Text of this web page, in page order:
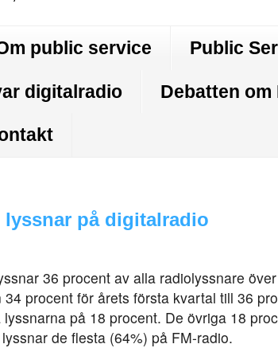
public service Public
digitalradio Debatten om
lyssnar på digitalradio
36 procent av alla radiolyssnare
procent för årets första kvartal till 36
på 18 procent. De övriga 18
de flesta (64%) på FM-radio.